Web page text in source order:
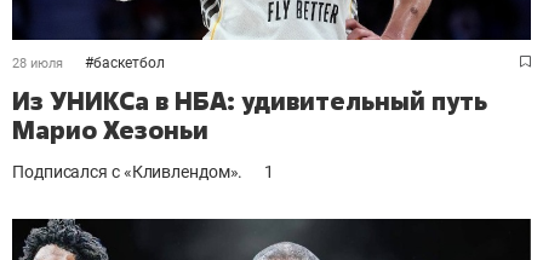
28 июля #баскетбол
Из УНИКСа в НБА: удивительный путь
Марио Хезоньи
Подписался с «Кливлендом». 1